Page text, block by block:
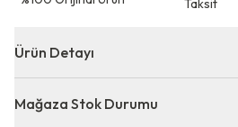
Taksit
Ürün Detayı
Mağaza Stok Durumu